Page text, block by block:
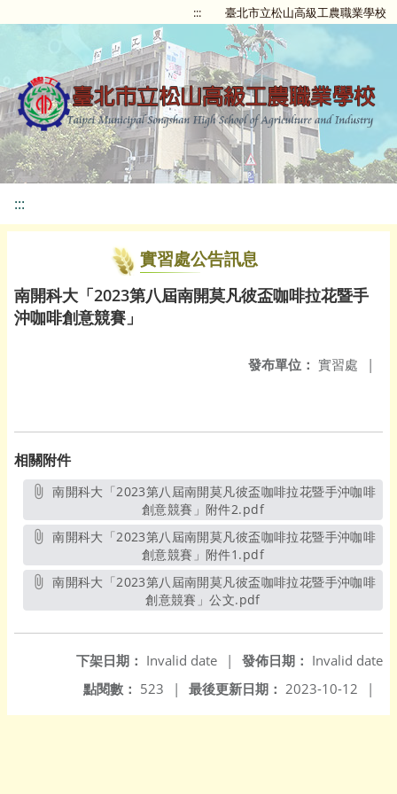
::: 臺北市立松山高級工農職業學校
:::
實習處公告訊息
南開科大「2023第八屆南開莫凡彼盃咖啡拉花暨手
沖咖啡創意競賽」
發布單位： 實習處 |
相關附件
南開科大「2023第八屆南開莫凡彼盃咖啡拉花暨手沖咖啡
創意競賽」附件2.pdf另開新視窗
南開科大「2023第八屆南開莫凡彼盃咖啡拉花暨手沖咖啡
創意競賽」附件1.pdf另開新視窗
南開科大「2023第八屆南開莫凡彼盃咖啡拉花暨手沖咖啡
創意競賽」公文.pdf另開新視窗
發佈日期： Invalid date
下架日期： Invalid date
|
最後更新日期： 2023-10-12 |
點閱數： 523 |